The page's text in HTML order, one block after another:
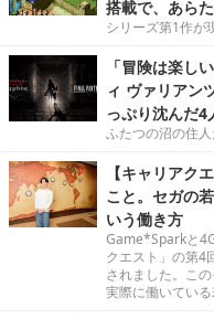
搭載で、あら
シリーズ第1作が
「冒険は楽し
ィ ヴァリアン
っぷり沈んだ4
ふたつの沼の住人
【キャリアク
こと。セガの
いう働き方
Game*Sparkと
クエスト」の第4
されました。こ
実際に働いてい